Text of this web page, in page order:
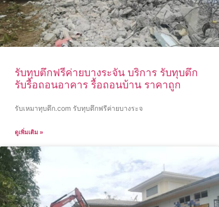
รับทุบตึกฟรีค่ายบางระจัน บริการ รับทุบตึก
รับรื้อถอนอาคาร รื้อถอนบ้าน ราคาถูก
รับเหมาทุบตึก.com รับทุบตึกฟรีค่ายบางระจ
ดูเพิ่มเติม »